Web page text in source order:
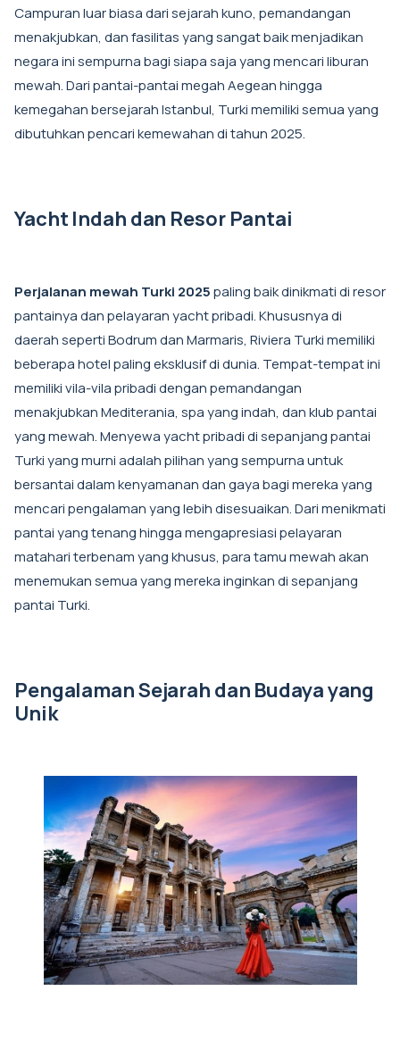
Campuran luar biasa dari sejarah kuno, pemandangan
menakjubkan, dan fasilitas yang sangat baik menjadikan
negara ini sempurna bagi siapa saja yang mencari liburan
mewah. Dari pantai-pantai megah Aegean hingga
kemegahan bersejarah Istanbul, Turki memiliki semua yang
dibutuhkan pencari kemewahan di tahun 2025.
Yacht Indah dan Resor Pantai
Perjalanan mewah Turki 2025paling baik dinikmati di resor
pantainya dan pelayaran yacht pribadi. Khususnya di
daerah seperti Bodrum dan Marmaris, Riviera Turki memiliki
beberapa hotel paling eksklusif di dunia. Tempat-tempat ini
memiliki vila-vila pribadi dengan pemandangan
menakjubkan Mediterania, spa yang indah, dan klub pantai
yang mewah. Menyewa yacht pribadi di sepanjang pantai
Turki yang murni adalah pilihan yang sempurna untuk
bersantai dalam kenyamanan dan gaya bagi mereka yang
mencari pengalaman yang lebih disesuaikan. Dari menikmati
pantai yang tenang hingga mengapresiasi pelayaran
matahari terbenam yang khusus, para tamu mewah akan
menemukan semua yang mereka inginkan di sepanjang
pantai Turki.
Pengalaman Sejarah dan Budaya yang
Unik